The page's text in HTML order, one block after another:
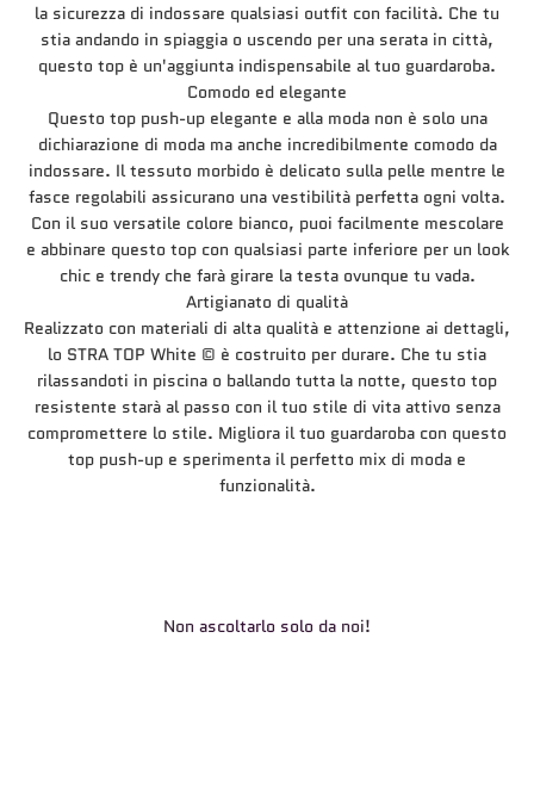
la sicurezza di indossare qualsiasi outfit con facilità. Che tu
stia andando in spiaggia o uscendo per una serata in città,
questo top è un'aggiunta indispensabile al tuo guardaroba.
Comodo ed elegante
Questo top push-up elegante e alla moda non è solo una
dichiarazione di moda ma anche incredibilmente comodo da
indossare. Il tessuto morbido è delicato sulla pelle mentre le
fasce regolabili assicurano una vestibilità perfetta ogni volta.
Con il suo versatile colore bianco, puoi facilmente mescolare
e abbinare questo top con qualsiasi parte inferiore per un look
chic e trendy che farà girare la testa ovunque tu vada.
Artigianato di qualità
Realizzato con materiali di alta qualità e attenzione ai dettagli,
lo STRA TOP White © è costruito per durare. Che tu stia
rilassandoti in piscina o ballando tutta la notte, questo top
resistente starà al passo con il tuo stile di vita attivo senza
compromettere lo stile. Migliora il tuo guardaroba con questo
top push-up e sperimenta il perfetto mix di moda e
funzionalità.
Non ascoltarlo solo da noi!